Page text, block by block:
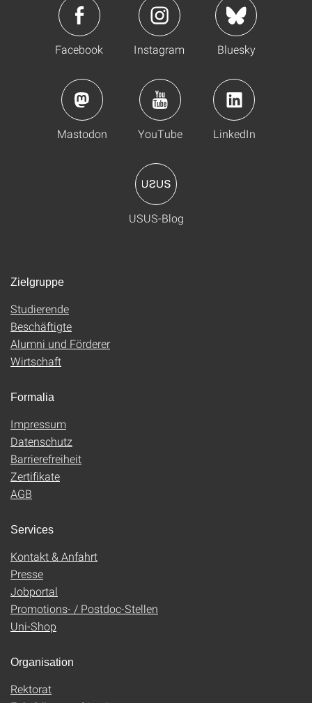
Facebook Instagram Bluesky
Mastodon YouTube LinkedIn
USUS-Blog
Zielgruppe
Studierende
Beschäftigte
Alumni und Förderer
Wirtschaft
Formalia
Impressum
Datenschutz
Barrierefreiheit
Zertifikate
AGB
Services
Kontakt & Anfahrt
Presse
Jobportal
Promotions- / Postdoc-Stellen
Uni-Shop
Organisation
Rektorat